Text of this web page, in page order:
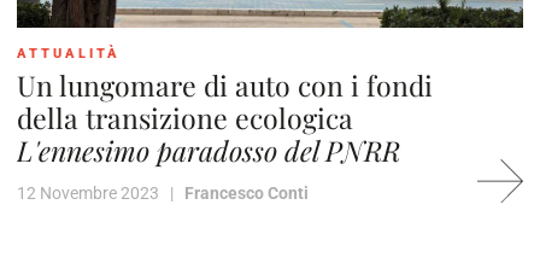
ATTUALITÀ
Un lungomare di auto con i fondi
della transizione ecologica
L'ennesimo paradosso del PNRR
12 Novembre 2023 | Francesco Conti